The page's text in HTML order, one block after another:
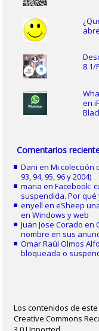
8.1/
en
Comentarios
Dani enMi colección
93, 94, 95, 96 y 2004)
maria enFacebook:
suspendida. Por qué
enyell eneSheep
en Windows y web
Juan Jose Corado en
nombre en sus
Omar Raúl Olmos
bloqueada o
Los contenidos de
Creative Commons